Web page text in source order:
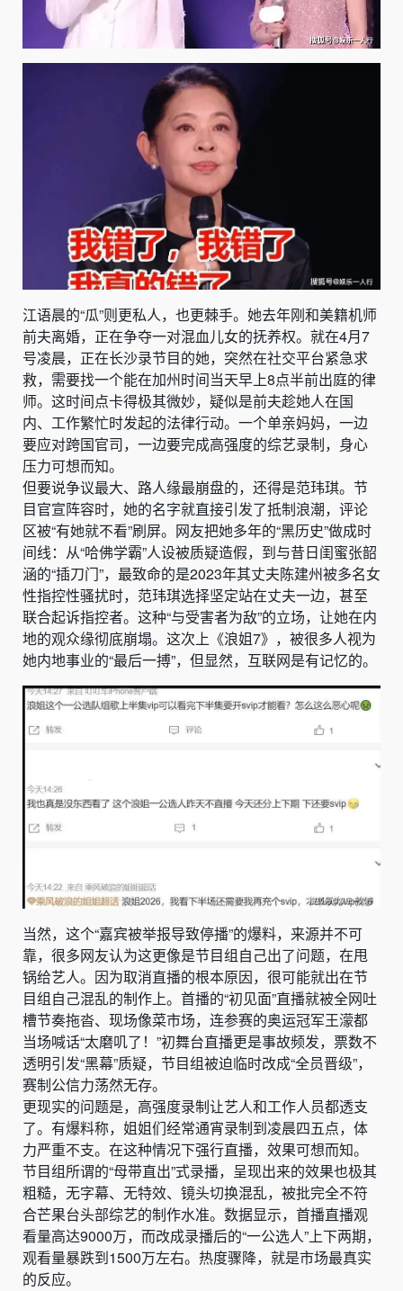
江语晨的“瓜”则更私人，也更棘手。她去年刚和美籍机师
前夫离婚，正在争夺一对混血儿女的抚养权。就在4月7
号凌晨，正在长沙录节目的她，突然在社交平台紧急求
救，需要找一个能在加州时间当天早上8点半前出庭的律
师。这时间点卡得极其微妙，疑似是前夫趁她人在国
内、工作繁忙时发起的法律行动。一个单亲妈妈，一边
要应对跨国官司，一边要完成高强度的综艺录制，身心
压力可想而知。
但要说争议最大、路人缘最崩盘的，还得是范玮琪。节
目官宣阵容时，她的名字就直接引发了抵制浪潮，评论
区被“有她就不看”刷屏。网友把她多年的“黑历史”做成时
间线：从“哈佛学霸”人设被质疑造假，到与昔日闺蜜张韶
涵的“插刀门”，最致命的是2023年其丈夫陈建州被多名女
性指控性骚扰时，范玮琪选择坚定站在丈夫一边，甚至
联合起诉指控者。这种“与受害者为敌”的立场，让她在内
地的观众缘彻底崩塌。这次上《浪姐7》，被很多人视为
她内地事业的“最后一搏”，但显然，互联网是有记忆的。
当然，这个“嘉宾被举报导致停播”的爆料，来源并不可
靠，很多网友认为这更像是节目组自己出了问题，在甩
锅给艺人。因为取消直播的根本原因，很可能就出在节
目组自己混乱的制作上。首播的“初见面”直播就被全网吐
槽节奏拖沓、现场像菜市场，连参赛的奥运冠军王濛都
当场喊话“太磨叽了！”初舞台直播更是事故频发，票数不
透明引发“黑幕”质疑，节目组被迫临时改成“全员晋级”，
赛制公信力荡然无存。
更现实的问题是，高强度录制让艺人和工作人员都透支
了。有爆料称，姐姐们经常通宵录制到凌晨四五点，体
力严重不支。在这种情况下强行直播，效果可想而知。
节目组所谓的“母带直出”式录播，呈现出来的效果也极其
粗糙，无字幕、无特效、镜头切换混乱，被批完全不符
合芒果台头部综艺的制作水准。数据显示，首播直播观
看量高达9000万，而改成录播后的“一公选人”上下两期，
观看量暴跌到1500万左右。热度骤降，就是市场最真实
的反应。